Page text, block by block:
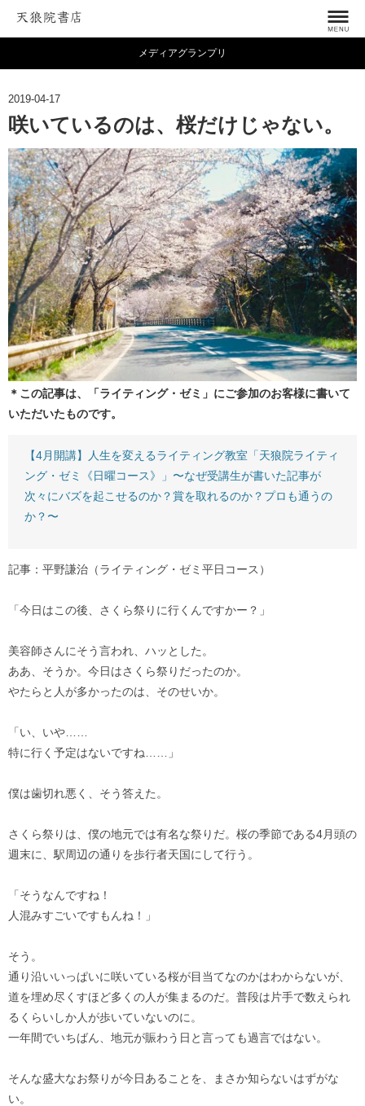
メディアグランプリ
2019-04-17
咲いているのは、桜だけじゃない。
＊この記事は、「ライティング・ゼミ」にご参加のお客様に書いて
いただいたものです。
【4月開講】人生を変えるライティング教室「天狼院ライティ
ング・ゼミ《日曜コース》」〜なぜ受講生が書いた記事が
次々にバズを起こせるのか？賞を取れるのか？プロも通うの
か？〜
記事：平野謙治（ライティング・ゼミ平日コース）
「今日はこの後、さくら祭りに行くんですかー？」
美容師さんにそう言われ、ハッとした。
ああ、そうか。今日はさくら祭りだったのか。
やたらと人が多かったのは、そのせいか。
「い、いや……
特に行く予定はないですね……」
僕は歯切れ悪く、そう答えた。
さくら祭りは、僕の地元では有名な祭りだ。桜の季節である4月頭の
週末に、駅周辺の通りを歩行者天国にして行う。
「そうなんですね！
人混みすごいですもんね！」
そう。
通り沿いいっぱいに咲いている桜が目当てなのかはわからないが、
道を埋め尽くすほど多くの人が集まるのだ。普段は片手で数えられ
るくらいしか人が歩いていないのに。
一年間でいちばん、地元が賑わう日と言っても過言ではない。
そんな盛大なお祭りが今日あることを、まさか知らないはずがな
い。